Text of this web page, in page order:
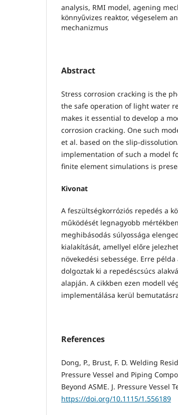
analysis, RMI model, agening
könnyűvizes reaktor, végeselem
mechanizmus
Abstract
Stress corrosion cracking is the
the safe operation of light water
makes it essential to develop a
corrosion cracking. One such
et al. based on the slip-
implementation of such a model
finite element simulations is
Kivonat
A feszültségkorróziós repedés a
működését legnagyobb
meghibásodás súlyossága
kialakítását, amellyel előre
növekedési sebessége. Erre
dolgoztak ki a repedéscsúcs
alapján. A cikkben ezen modell
implementálása kerül
References
Dong, P., Brust, F. D. Welding
Pressure Vessel and Piping
Beyond ASME. J. Pressure Vessel
https://doi.org/10.1115/1.556189